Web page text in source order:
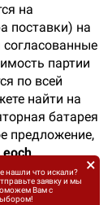
на
поставки) на
партии
по всей
найти на
батарея
предложение,
.
нашли что искали?
заявку и мы
Вам с
×